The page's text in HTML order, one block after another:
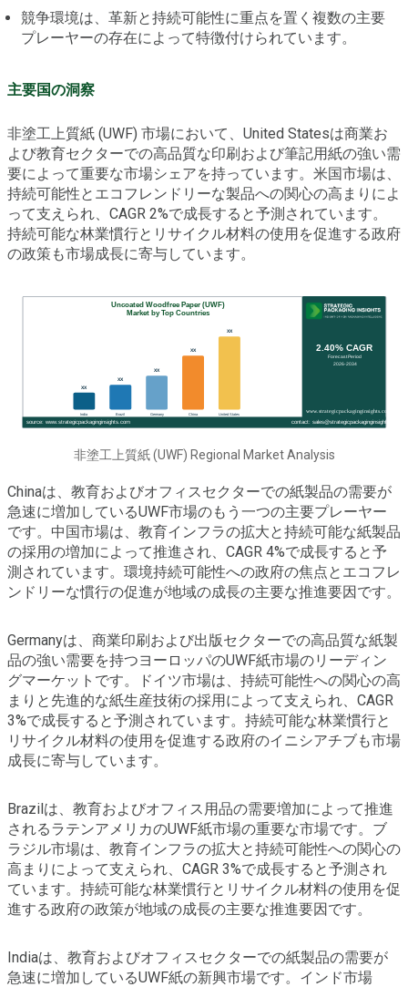
競争環境は、革新と持続可能性に重点を置く複数の主要
プレーヤーの存在によって特徴付けられています。
主要国の洞察
非塗工上質紙 (UWF) 市場において、United Statesは商業お
よび教育セクターでの高品質な印刷および筆記用紙の強い需
要によって重要な市場シェアを持っています。米国市場は、
持続可能性とエコフレンドリーな製品への関心の高まりによ
って支えられ、CAGR 2%で成長すると予測されています。
持続可能な林業慣行とリサイクル材料の使用を促進する政府
の政策も市場成長に寄与しています。
非塗工上質紙 (UWF) Regional Market Analysis
Chinaは、教育およびオフィスセクターでの紙製品の需要が
急速に増加しているUWF市場のもう一つの主要プレーヤー
です。中国市場は、教育インフラの拡大と持続可能な紙製品
の採用の増加によって推進され、CAGR 4%で成長すると予
測されています。環境持続可能性への政府の焦点とエコフレ
ンドリーな慣行の促進が地域の成長の主要な推進要因です。
Germanyは、商業印刷および出版セクターでの高品質な紙製
品の強い需要を持つヨーロッパのUWF紙市場のリーディン
グマーケットです。ドイツ市場は、持続可能性への関心の高
まりと先進的な紙生産技術の採用によって支えられ、CAGR
3%で成長すると予測されています。持続可能な林業慣行と
リサイクル材料の使用を促進する政府のイニシアチブも市場
成長に寄与しています。
Brazilは、教育およびオフィス用品の需要増加によって推進
されるラテンアメリカのUWF紙市場の重要な市場です。ブ
ラジル市場は、教育インフラの拡大と持続可能性への関心の
高まりによって支えられ、CAGR 3%で成長すると予測され
ています。持続可能な林業慣行とリサイクル材料の使用を促
進する政府の政策が地域の成長の主要な推進要因です。
Indiaは、教育およびオフィスセクターでの紙製品の需要が
急速に増加しているUWF紙の新興市場です。インド市場